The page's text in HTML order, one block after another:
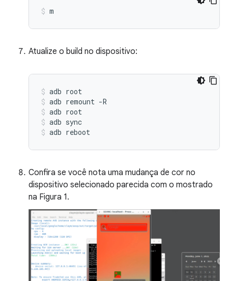
m
Atualize o build no dispositivo:
adb root
adb remount -R
adb root
adb sync
adb reboot
Confira se você nota uma mudança de cor no
dispositivo selecionado parecida com o mostrado
na Figura 1.